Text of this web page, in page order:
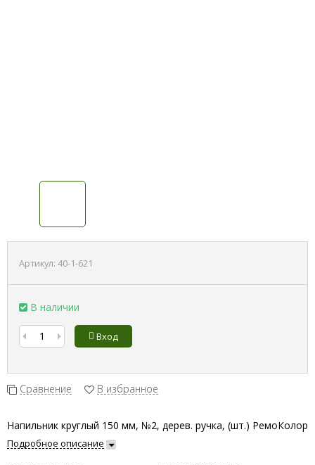
Артикул: 40-1-621
В наличии
Вход
Сравнение В избранное
Напильник круглый 150 мм, №2, дерев. ручка, (шт.) РемоКолор
Подробное описание